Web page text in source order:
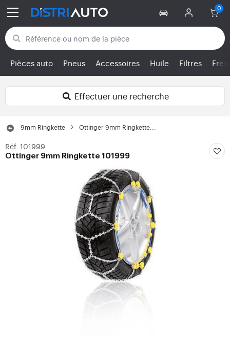
Retour aux catégories
Pièces auto Pneus Accessoires Huile Filtres
Effectuer une recherche
9mm Ringkette Ottinger 9mm Ringkette...
Réf. 101999
Ottinger 9mm Ringkette 101999